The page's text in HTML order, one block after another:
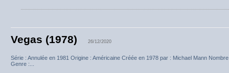
Vegas (1978) 26/12/2020
Série : Annulée en 1981 Origine : Américaine Créée en 1978 par : Michael Mann
Genre :...